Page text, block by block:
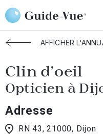
Aller au contenu principal
Accueil Choisir mon opticien
AFFICHER
Clin d'oeil
Opticien à
Adresse
RN 43, 21000, Dijon